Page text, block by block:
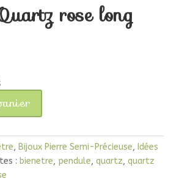
rose long
, Bijoux Pierre Semi-Précieuse, Idées
: bienetre, pendule, quartz, quartz